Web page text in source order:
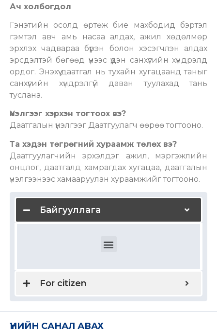
Байгууллага
For citizen
Ач холбогдол
Гэнэтийн осолд өртөж бие махбодид бэртэл
гэмтэл авч амь насаа алдах, ажил хөдөлмөр
эрхлэх чадвараа бүрэн болон хэсэгчлэн алдах
эрсдэлтэй бөгөөд үүнээс үүдэн санхүүгийн хүндрэлд
ордог. Энэхүү даатгал нь тухайн хугацаанд таныг
санхүүгийн хүндрэлгүй даван туулахад тань
туслана.
Үнэлгээг хэрхэн тогтоох вэ?
Даатгалын үнэлгээг Даатгуулагч өөрөө тогтооно.
Та хэдэн төгрөгний хураамж төлөх вэ?
Даатгуулагчийн эрхэлдэг ажил, мэргэжлийн
онцлог, даатгалд хамрагдах хугацаа, даатгалын
үнэлгээнээс хамааруулан хураамжийг тогтооно.
ҮНИЙН САНАЛ АВАХ